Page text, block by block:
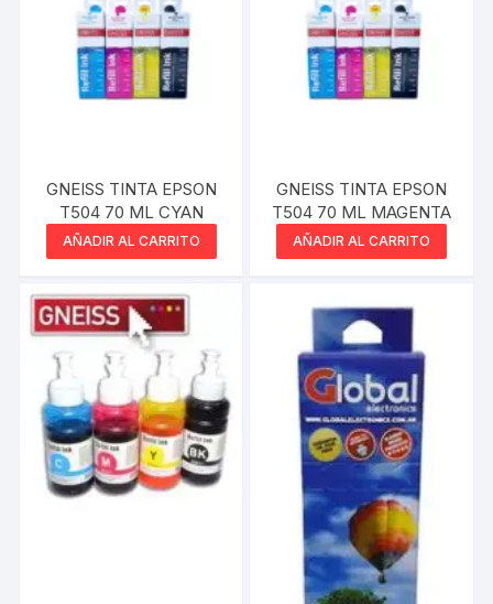
GNEISS TINTA EPSON
T504 70 ML CYAN
AÑADIR AL CARRITO
GNEISS TINTA EPSON
T504 70 ML MAGENTA
AÑADIR AL CARRITO